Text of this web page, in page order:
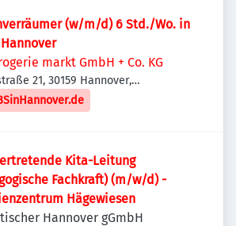
(w/m/d) 6 Std./Wo. in
Hannover
markt GmbH + Co. KG
21, 30159 Hannover,
Kita-Leitung
Fachkraft) (m/w/d) -
Hägewiesen
Hannover gGmbH